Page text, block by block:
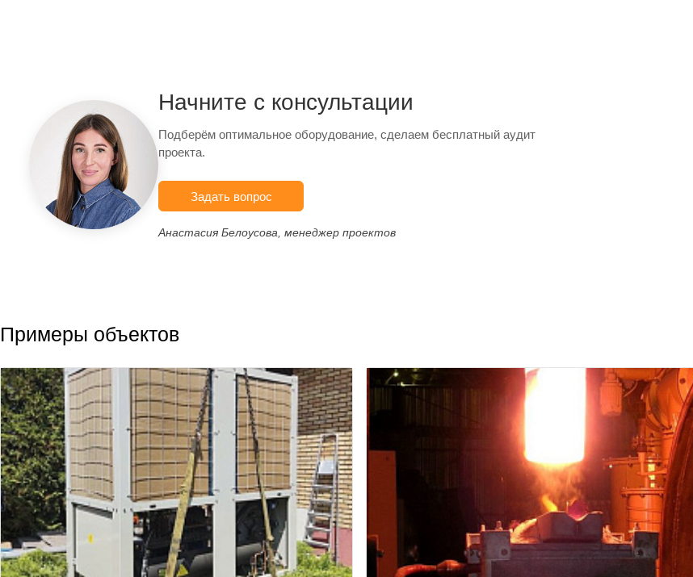
Начните с консультации
Подберём оптимальное оборудование, сделаем бесплатный аудит
проекта.
Задать вопрос
Анастасия Белоусова, менеджер проектов
Примеры объектов